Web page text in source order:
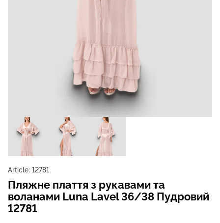
Article: 12781
Пляжне плаття з рукавами та
воланами Luna Lavel 36/38 Пудровий
12781